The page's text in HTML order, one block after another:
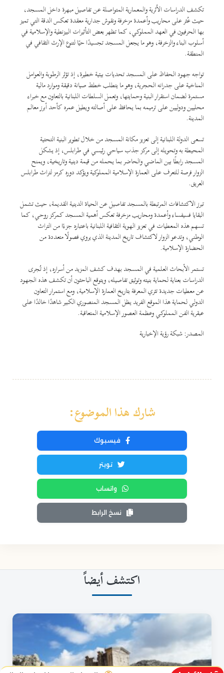
تكشف الدراسات الأثرية والمعمارية المتواصلة عن تفاصيل مبهرة داخل المسجد،
حيث عُثر على محاريب وأعمدة مزخرفة ونقوش جدارية معقدة تعكس الدقة التي تميز
بها الحرفيون في العهد المملوكي، كما تظهر بعض التأثيرات البيزنطية والإسلامية في
أسلوب البناء والزخرفة، وهو ما يجعل المسجد تجسيدًا حيًا لتنوع الإرث الثقافي في
المنطقة.
تواجه جهود الحفاظ على المسجد تحديات بيئية خطيرة، إذ تؤثر الرطوبة والعوامل
المناخية على جدرانه الحجرية، وهو ما يتطلب خطط صيانة دقيقة وموارد مالية
مستمرة لضمان استقرار البنية وحمايتها، وتعمل السلطات اللبنانية بالتعاون مع خبراء
محليين ودوليين على ترميمه بما يحافظ على أصالته ويطيل عمره كأحد أبرز معالم
المدينة.
تسعى الدولة اللبنانية إلى تعزيز مكانة المسجد من خلال تطوير البنية التحتية
المحيطة به وتحويله إلى مركز جذب سياحي رئيسي في طرابلس، إذ يشكل
المسجد رابطًا بين الماضي والحاضر بما يحمله من قيمة دينية وتاريخية، ويمنح
الزوار فرصة للتعرف على العمارة الإسلامية المملوكية ويؤكد دوره كرمز لتراث طرابلس
العريق.
تبرز الاكتشافات المرتبطة بالمسجد تفاصيل عن الحياة الدينية القديمة، حيث تشمل
البقايا فسيفساء وأعمدة ومحاريب مزخرفة تعكس أهمية المسجد كمركز روحي، كما
تسهم هذه المعطيات في تعزيز الهوية الثقافية اللبنانية باعتباره جزءًا من التراث
الوطني، وتدعو الزوار لاكتشاف تاريخ المدينة الذي يروي فصولًا متعددة من
الحضارة الإسلامية.
تستمر الأبحاث العلمية في المسجد بهدف كشف المزيد من أسراره، إذ تُجرى
الدراسات بعناية لحماية بنيته وتوثيق تفاصيله، ويتوقع الباحثون أن تكشف هذه الجهود
عن معطيات جديدة تثري المعرفة بتاريخ العمارة الإسلامية، ومع استمرار التعاون
الدولي لحماية هذا الموقع الفريد يظل المسجد المنصوري الكبير شاهدًا خالدًا على
عبقرية الفن المملوكي وعظمة العصور الإسلامية المتعاقبة.
المصدر: شبكة رؤية الإخبارية
شارك هذا الموضوع:
فيسبوك
تويتر
واتساب
نسخ الرابط
اكتشف أيضاً